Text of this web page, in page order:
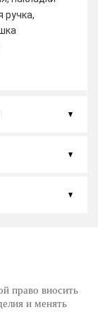
ручка,
право вносить
и менять